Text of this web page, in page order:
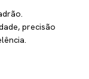
precisão